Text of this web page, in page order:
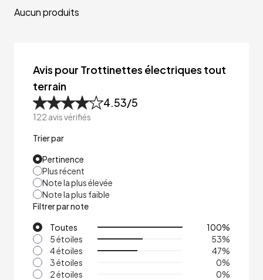
Aucun produits
Avis pour Trottinettes électriques tout
terrain
4.53/5
122 avis vérifiés
Trier par
Pertinence
Plus récent
Note la plus élevée
Note la plus faible
Filtrer par note
Toutes
100%
5 étoiles
53%
4 étoiles
47%
3 étoiles
0%
2 étoiles
0%